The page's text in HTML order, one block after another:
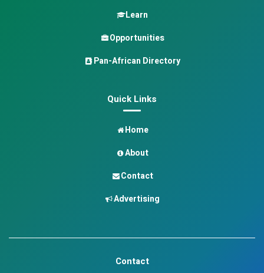
Learn
Opportunities
Pan-African Directory
Quick Links
Home
About
Contact
Advertising
Contact